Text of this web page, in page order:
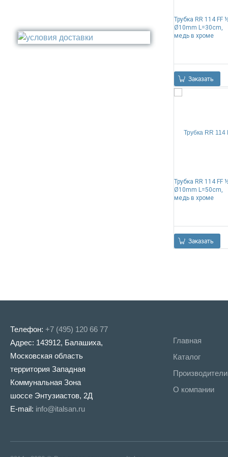
Стакан
Туалетный ёрш
Медь
Никель
Трубка RR 114 FF
Ø10mm L=30cm,
медь в хроме
Заказать
Трубка RR 114 FF
Ø10mm L=50cm,
медь в хроме
Заказать
Трубка RR 114 FF
медь в хроме
Телефон: +7 (495) 120 66 77
Адрес: 143912, Балашиха,
Московская область
территория Западная
Коммунальная Зона
шоссе Энтузиастов, 2Д
E-mail: info@italsan.ru
Главная
Каталог
Производители
О компании